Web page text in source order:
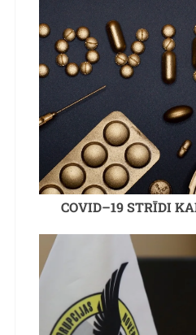
COVID–19 STRĪDI